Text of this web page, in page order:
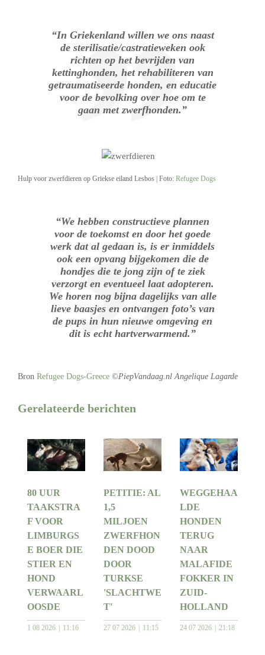
“In Griekenland willen we ons naast
de sterilisatie/castratieweken ook
richten op het bevrijden van
kettinghonden, het rehabiliteren van
getraumatiseerde honden, en educatie
voor de bevolking over hoe om te
gaan met zwerfhonden.”
Hulp voor zwerfdieren op Griekse eiland Lesbos | Foto: Refugee Dogs
“We hebben constructieve plannen
voor de toekomst en door het goede
werk dat al gedaan is, is er inmiddels
ook een opvang bijgekomen die de
hondjes die te jong zijn of te ziek
verzorgt en eventueel laat adopteren.
We horen nog bijna dagelijks van alle
lieve baasjes en ontvangen foto’s van
de pups in hun nieuwe omgeving en
dit is echt hartverwarmend.”
Bron Refugee Dogs-Greece ©PiepVandaag.nl Angelique Lagarde
Gerelateerde berichten
80 UUR
TAAKSTRA
F VOOR
LIMBURGS
E BOER DIE
STIER EN
HOND
VERWAARL
OOSDE
1 08 2026 11:16
PETITIE: AL
1,5
MILJOEN
ZWERFHON
DEN DOOD
DOOR
TURKSE
'SLACHTWE
T'
27 07 2026 11:15
WEGGEHAA
LDE
HONDEN
TERUG
NAAR
MALAFIDE
FOKKER IN
ZUID-
HOLLAND
24 07 2026 21:18